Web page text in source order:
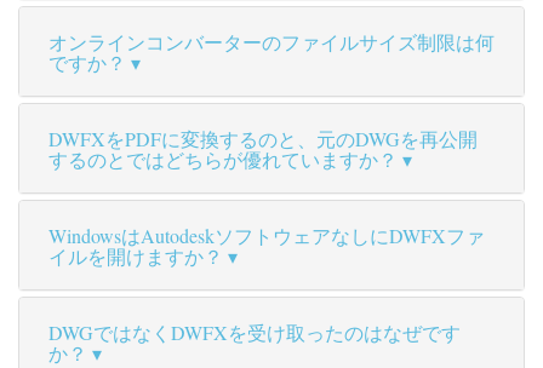
オンラインコンバーターのファイルサイズ制限は何
ですか？
DWFXをPDFに変換するのと、元のDWGを再公開
するのとではどちらが優れていますか？
WindowsはAutodeskソフトウェアなしにDWFXファ
イルを開けますか？
DWGではなくDWFXを受け取ったのはなぜです
か？